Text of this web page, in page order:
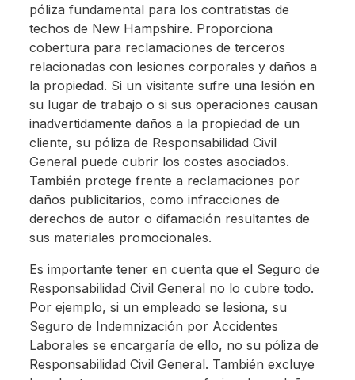
póliza fundamental para los contratistas de
techos de New Hampshire. Proporciona
cobertura para reclamaciones de terceros
relacionadas con lesiones corporales y daños a
la propiedad. Si un visitante sufre una lesión en
su lugar de trabajo o si sus operaciones causan
inadvertidamente daños a la propiedad de un
cliente, su póliza de Responsabilidad Civil
General puede cubrir los costes asociados.
También protege frente a reclamaciones por
daños publicitarios, como infracciones de
derechos de autor o difamación resultantes de
sus materiales promocionales.
Es importante tener en cuenta que el Seguro de
Responsabilidad Civil General no lo cubre todo.
Por ejemplo, si un empleado se lesiona, su
Seguro de Indemnización por Accidentes
Laborales se encargaría de ello, no su póliza de
Responsabilidad Civil General. También excluye